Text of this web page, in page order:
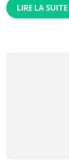
LIRE LA SUITE